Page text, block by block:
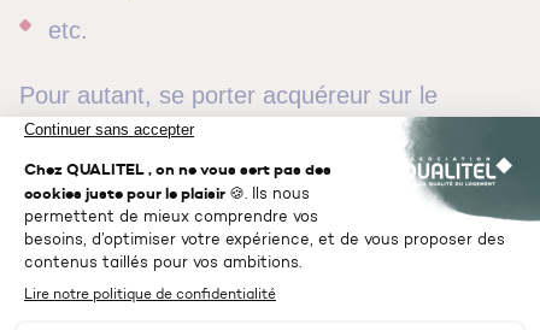
etc.
Pour autant, se porter acquéreur sur le
marché immobilier neuf ne veut pas dire qu’il
faut foncer tête baissée… Votre promoteur
immobilier est là pour vendre, certes, mais il
doit surtout être là pour vous conseiller dans
votre achat immobilier.